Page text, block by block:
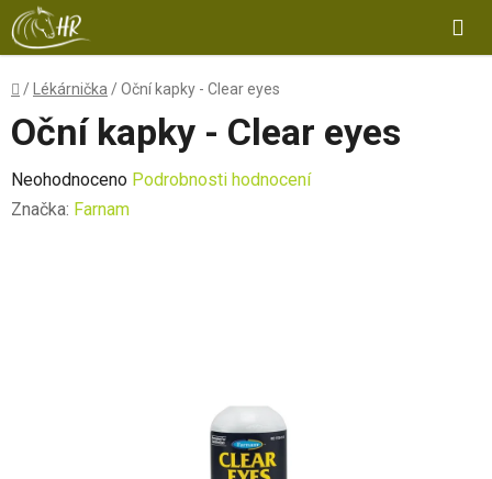
Přejít
na
obsah
Domů
/ Lékárnička /Oční kapky - Clear eyes
Oční kapky - Clear eyes
Průměrné
hodnocení
Neohodnoceno Podrobnosti hodnocení
Značka: Farnam